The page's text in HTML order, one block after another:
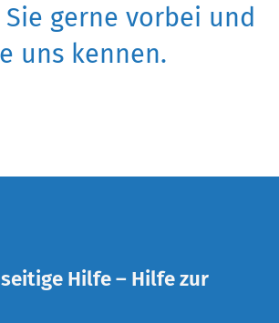
gerne vorbei und
uns kennen.
Hilfe – Hilfe zur